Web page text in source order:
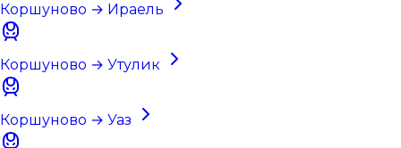
Коршуново → Ираель
Коршуново → Утулик
Коршуново → Уаз